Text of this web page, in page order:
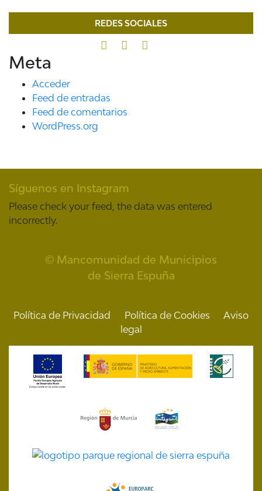
REDES SOCIALES
Meta
Acceder
Feed de entradas
Feed de comentarios
WordPress.org
Síguenos en Instagram
Please check your feed, the data was entered
incorrectly.
© Mancomunidad de Municipios
de Sierra Espuña
Política de Privacidad Política de Cookies
Aviso
legal